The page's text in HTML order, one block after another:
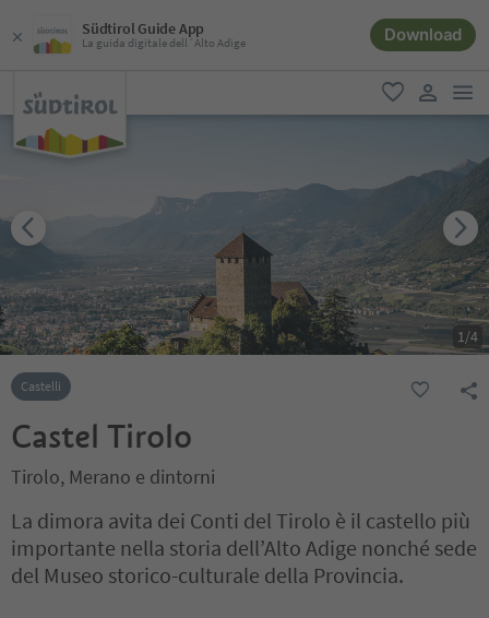
Südtirol Guide App
La guida digitale dell´Alto Adige Download
favoriti
user link
1/4
Castelli
Castel Tirolo
Tirolo, Merano e dintorni
La dimora avita dei Conti del Tirolo è il castello più
importante nella storia dell’Alto Adige nonché sede
del Museo storico-culturale della Provincia.